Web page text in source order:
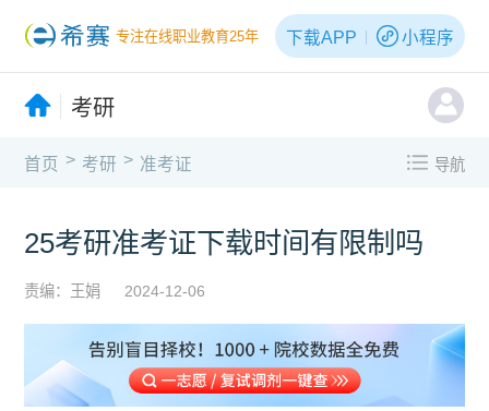
专注在线职业教育25年 下载APP 小程序
考研
首页 > 考研 > 准考证 导航
25考研准考证下载时间有限制吗
责编：王娟 2024-12-06